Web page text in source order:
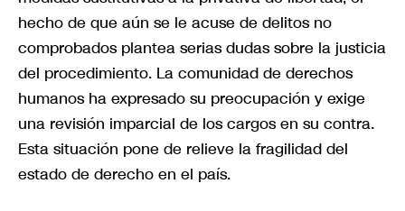
hecho de que aún se le acuse de delitos no
comprobados plantea serias dudas sobre la justicia
del procedimiento. La comunidad de derechos
humanos ha expresado su preocupación y exige
una revisión imparcial de los cargos en su contra.
Esta situación pone de relieve la fragilidad del
estado de derecho en el país.